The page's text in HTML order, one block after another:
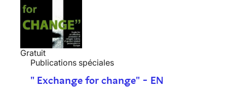
Gratuit
Publications spéciales
" Exchange for change" - EN